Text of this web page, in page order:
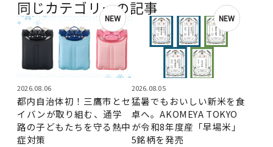
同じカテゴリーの記事
NEW
2026.08.06
都内自治体初！三鷹市とセ
イバンが取り組む、通学
路の子どもたちを守る熱中
症対策
NEW
2026.08.05
猛暑でもおいしい新米を食
卓へ。AKOMEYA TOKYO
が令和8年度産「早場米」
5銘柄を発売